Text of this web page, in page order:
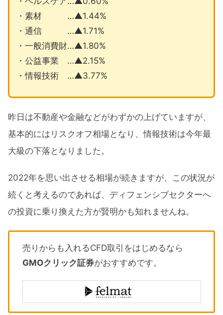
・素材 …▲1.44%
・通信 …▲1.71%
・一般消費財…▲1.80%
・公益事業 …▲2.15%
・情報技術 …▲3.77%
昨日は不動産や金融などがわずかの上げていますが、
基本的にはリスクオフ相場となり、情報技術は今年最
大級の下落となりました。
2022年を思い出させる相場が続きますが、この状況が
続くと考えるのであれば、ディフェンシブセクターへ
の投資に乗り換えた方が賢明かも知れませんね。
売りからも入れるCFD取引をはじめるなら
GMOクリック証券がおすすめです。